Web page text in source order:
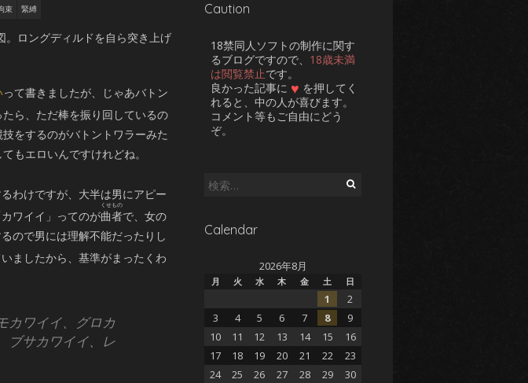
束 緊縛
。ロングディルドを自ら突き上げ
って書きましたが、じゃあバトン
たら、ただ棒を振り回しているの
をするのがバトントワラーみた
もエロいんですけれどね。
わけですが、大半は男にアピー
ワイイ」ってのが曲者で、女の
ので男には理解不能だったりし
ましたから、基準がまったくわ
カワイイ、グロカ
ブサカワイイ、レ
Caution
18禁同人ソフトの制作に関す
るブログですので、 18歳未満
は閲覧禁止です。
良かった記事に ♥ を押してく
れると、中の人が喜びます。
コメント等もご自由にどう
ぞ。
検
Calendar
2026年8月
月 火 水 木 金 土 日
1
2
3
4 5 6 7 8
9
10
11 12 13 14 15
16
17
18 19 20 21 22
23
24
25 26 27 28 29
30